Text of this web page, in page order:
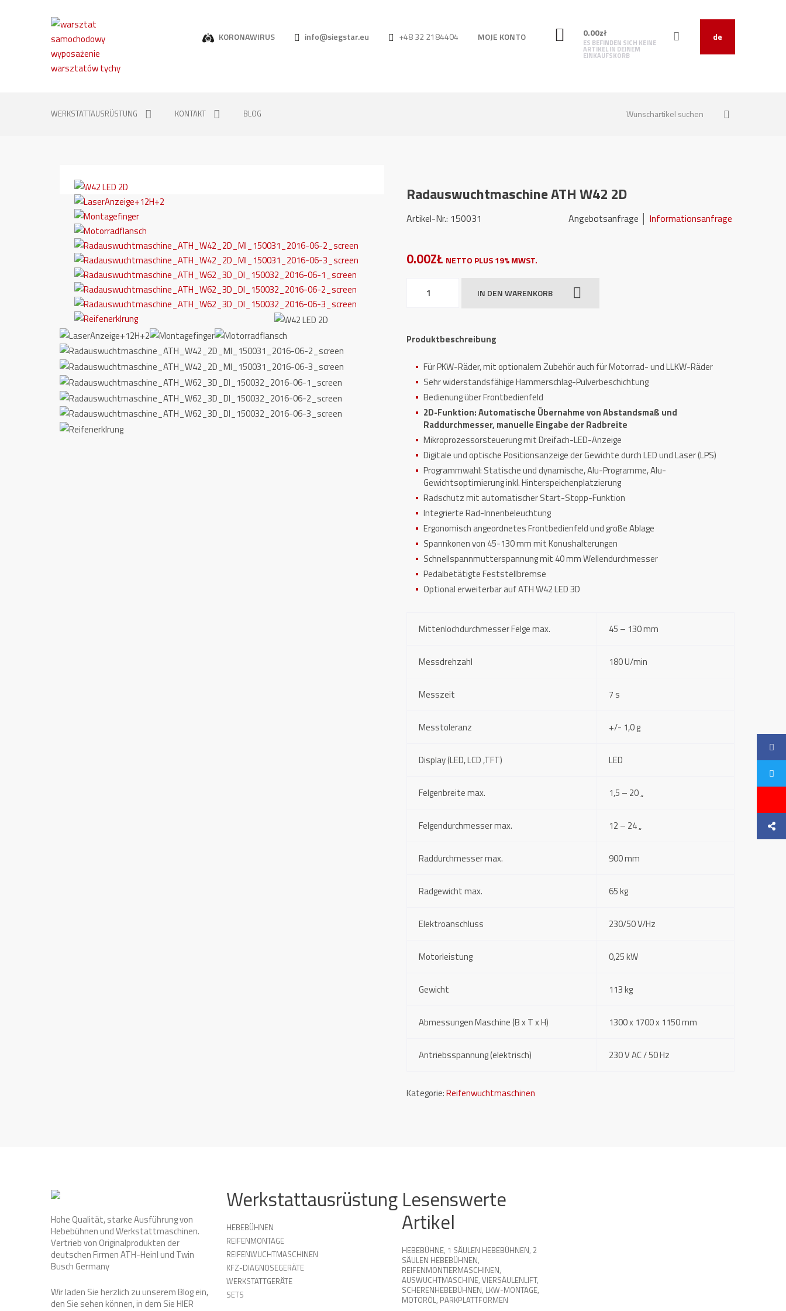
KORONAWIRUS info@siegstar.eu +48 32 2184404 MOJE KONTO de
0.00zł
ES BEFINDEN SICH KEINE
ARTIKEL IN DEINEM
EINKAUFSKORB
WERKSTATTAUSRÜSTUNG KONTAKT BLOG
Radauswuchtmaschine ATH W42 2D
Artikel-Nr.: 150031 Angebotsanfrage │ Informationsanfrage
0.00ZŁ NETTO PLUS 19% MWST.
Menge
IN DEN WARENKORB
Produktbeschreibung
Für PKW-Räder, mit optionalem Zubehör auch für Motorrad- und LLKW-Räder
Sehr widerstandsfähige Hammerschlag-Pulverbeschichtung
Bedienung über Frontbedienfeld
2D-Funktion: Automatische Übernahme von Abstandsmaß und
Raddurchmesser, manuelle Eingabe der Radbreite
Mikroprozessorsteuerung mit Dreifach-LED-Anzeige
Digitale und optische Positionsanzeige der Gewichte durch LED und Laser (LPS)
Programmwahl: Statische und dynamische, Alu-Programme, Alu-
Gewichtsoptimierung inkl. Hinterspeichenplatzierung
Radschutz mit automatischer Start-Stopp-Funktion
Integrierte Rad-Innenbeleuchtung
Ergonomisch angeordnetes Frontbedienfeld und große Ablage
Spannkonen von 45-130 mm mit Konushalterungen
Schnellspannmutterspannung mit 40 mm Wellendurchmesser
Pedalbetätigte Feststellbremse
Optional erweiterbar auf ATH W42 LED 3D
Mittenlochdurchmesser Felge max. 45 – 130 mm
Messdrehzahl 180 U/min
Messzeit 7 s
Messtoleranz +/- 1,0 g
Display (LED, LCD ,TFT) LED
Felgenbreite max. 1,5 – 20 „
Felgendurchmesser max. 12 – 24 „
Raddurchmesser max. 900 mm
Radgewicht max. 65 kg
Elektroanschluss 230/50 V/Hz
Motorleistung 0,25 kW
Gewicht 113 kg
Abmessungen Maschine (B x T x H) 1300 x 1700 x 1150 mm
Antriebsspannung (elektrisch) 230 V AC / 50 Hz
Kategorie:Reifenwuchtmaschinen
Hohe Qualität, starke Ausführung von
Hebebühnen und Werkstattmaschinen.
Vertrieb von Originalprodukten der
deutschen Firmen ATH-Heinl und Twin
Busch Germany
Wir laden Sie herzlich zu unserem Blog ein,
den Sie sehen können, in dem SieHIER
Werkstattausrüstung
HEBEBÜHNEN
REIFENMONTAGE
REIFENWUCHTMASCHINEN
KFZ-DIAGNOSEGERÄTE
WERKSTATTGERÄTE
SETS
Lesenswerte
Artikel
HEBEBÜHNE, 1 SÄULEN HEBEBÜHNEN, 2
SÄULEN HEBEBÜHNEN,
REIFENMONTIERMASCHINEN,
AUSWUCHTMASCHINE, VIERSÄULENLIFT,
SCHERENHEBEBÜHNEN, LKW-MONTAGE,
MOTORÖL, PARKPLATTFORMEN